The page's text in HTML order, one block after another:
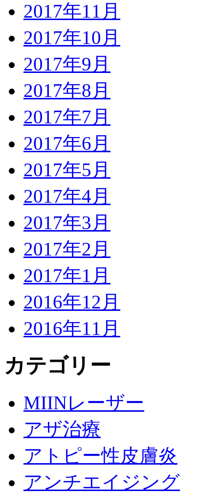
2017年11月
2017年10月
2017年9月
2017年8月
2017年7月
2017年6月
2017年5月
2017年4月
2017年3月
2017年2月
2017年1月
2016年12月
2016年11月
カテゴリー
MIINレーザー
アザ治療
アトピー性皮膚炎
アンチエイジング